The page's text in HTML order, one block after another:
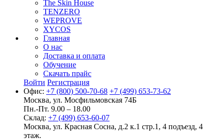
The Skin House
TENZERO
WEPROVE
XYCOS
Главная
О нас
Доставка и оплата
Обучение
Скачать прайс
Войти Регистрация
Офис: +7 (800) 500-70-68 +7 (499) 653-73-62
Москва, ул. Мосфильмовская 74Б
Пн.-Пт. 9.00 – 18.00
Склад: +7 (499) 653-60-07
Москва, ул. Красная Сосна, д.2 к.1 стр.1, 4 подъезд, 4
этаж.